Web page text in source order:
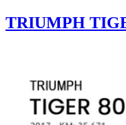
TRIUMPH